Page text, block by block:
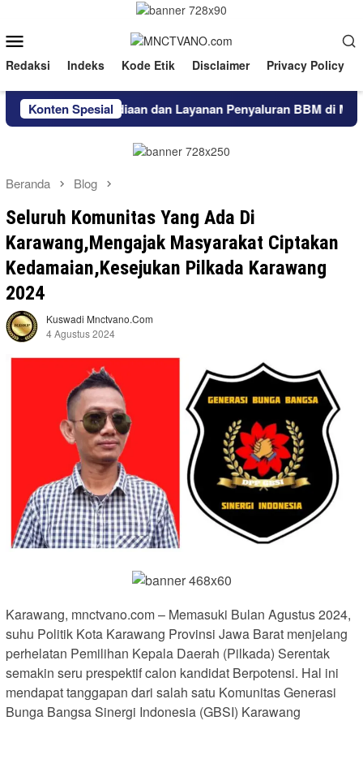
konten
Mobile
Redaksi Indeks Kode Etik Disclaimer Privacy Policy
Konten Spesial
Ketersediaan dan Layanan Penyaluran BBM di Masohi
Beranda Blog
Seluruh Komunitas Yang Ada Di
Karawang,Mengajak Masyarakat Ciptakan
Kedamaian,Kesejukan Pilkada Karawang
2024
Kuswadi Mnctvano.com
4 Agustus 2024
Karawang, mnctvano.com – Memasuki Bulan Agustus 2024,
suhu Politik Kota Karawang Provinsi Jawa Barat menjelang
perhelatan Pemilihan Kepala Daerah (Pilkada) Serentak
semakin seru prespektif calon kandidat Berpotensi. Hal ini
mendapat tanggapan dari salah satu Komunitas Generasi
Bunga Bangsa Sinergi Indonesia (GBSI) Karawang